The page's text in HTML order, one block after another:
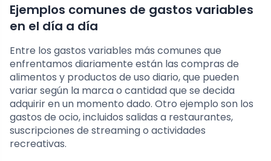
Ejemplos comunes de gastos variables
en el día a día
Entre los gastos variables más comunes que
enfrentamos diariamente están las compras de
alimentos y productos de uso diario, que pueden
variar según la marca o cantidad que se decida
adquirir en un momento dado. Otro ejemplo son los
gastos de ocio, incluidos salidas a restaurantes,
suscripciones de streaming o actividades
recreativas.